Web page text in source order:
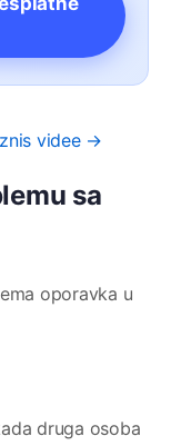
videe →
sa
oporavka u
druga osoba